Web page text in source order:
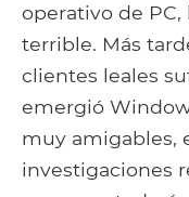
operativo de
terrible. Más
clientes leales
emergió
muy amigables,
investigaciones